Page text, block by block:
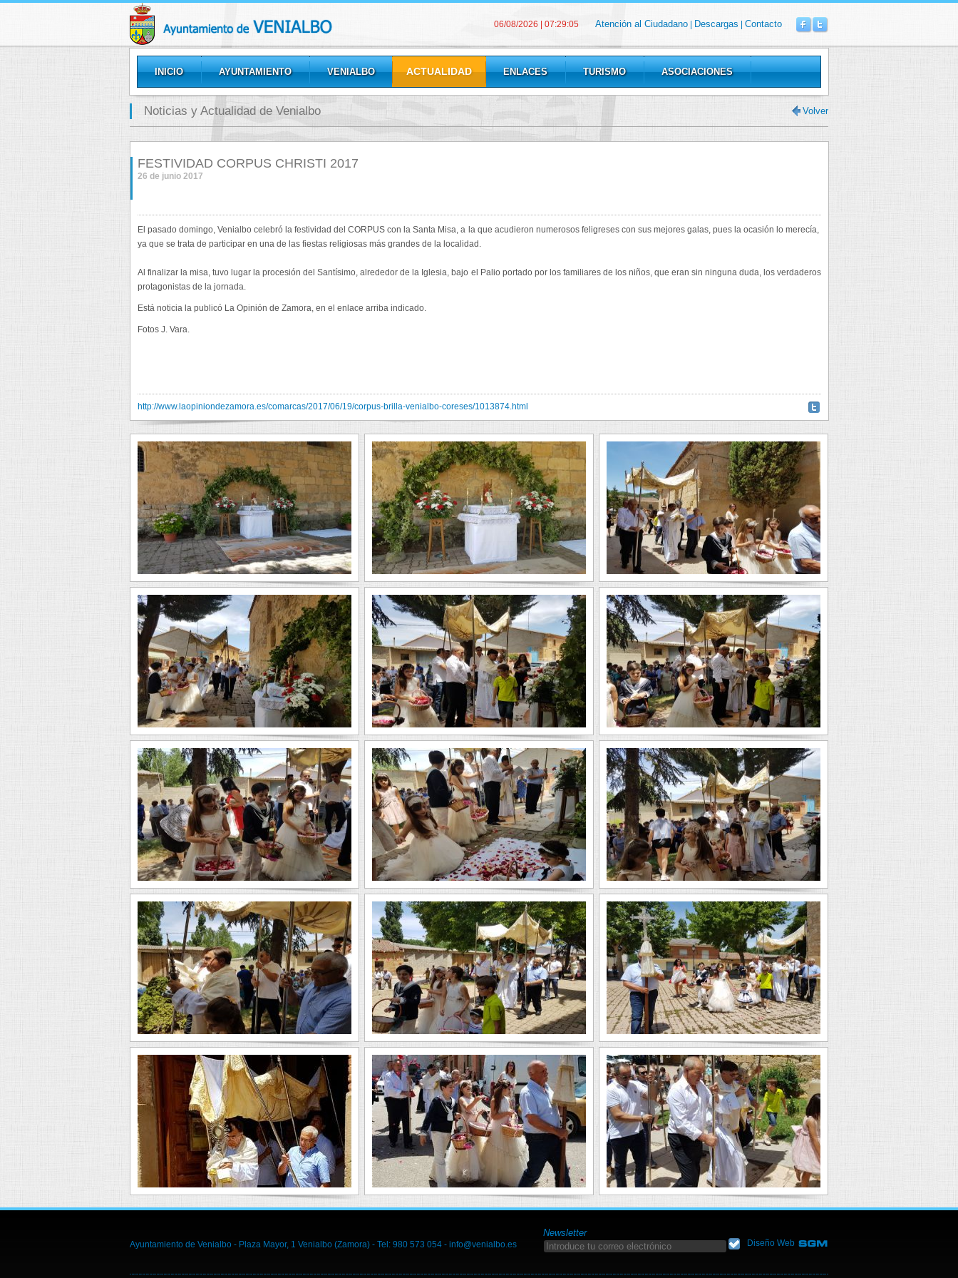
06/08/2026 07:29:06 Atención al Ciudadano Descargas Contacto
INICIO AYUNTAMIENTO VENIALBO ACTUALIDAD ENLACES TURISMO ASOCIACIONES
GALERÍAS
Noticias y Actualidad de Venialbo Volver
FESTIVIDAD CORPUS CHRISTI 2017
26 de junio 2017
El pasado domingo, Venialbo celebró la festividad del CORPUS con la Santa Misa, a la que acudieron numerosos feligreses con sus mejores galas, pues la ocasión lo merecía,
ya que se trata de participar en una de las fiestas religiosas más grandes de la localidad.
Al finalizar la misa, tuvo lugar la procesión del Santísimo, alrededor de la Iglesia, bajo el Palio portado por los familiares de los niños, que eran sin ninguna duda, los verdaderos
protagonistas de la jornada.
Está noticia la publicó La Opinión de Zamora, en el enlace arriba indicado.
Fotos J. Vara.
http://www.laopiniondezamora.es/comarcas/2017/06/19/corpus-brilla-venialbo-coreses/1013874.html
Newsletter
Ayuntamiento de Venialbo - Plaza Mayor, 1 Venialbo (Zamora) - Tel: 980 573 054 - info@venialbo.es Diseño Web